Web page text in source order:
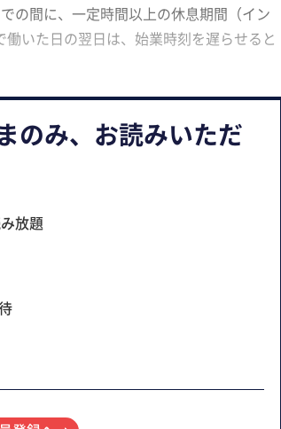
の間に、一定時間以上の休息期間（イン
いた日の翌日は、始業時刻を遅らせると
のみ、お読みいただ
放題